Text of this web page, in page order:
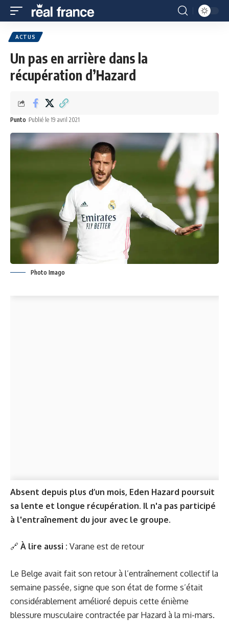
ACTUS
Un pas en arrière dans la
récupération d’Hazard
Punto Publié le 19 avril 2021
Photo Imago
Absent depuis plus d’un mois, Eden Hazard poursuit
sa lente et longue récupération. Il n'a pas participé
à l'entraînement du jour avec le groupe.
🔗 À lire aussi : Varane est de retour
Le Belge avait fait son retour à l’entraînement collectif la
semaine passée, signe que son état de forme s’était
considérablement amélioré depuis cette énième
blessure musculaire contractée par Hazard à la mi-mars.